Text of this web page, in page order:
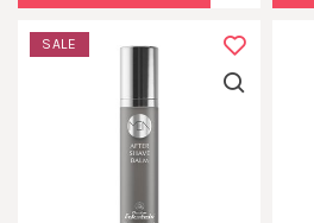
SALE